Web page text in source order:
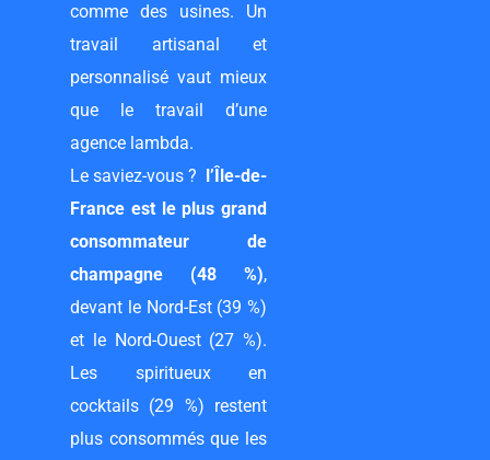
comme des usines. Un
travail artisanal et
personnalisé vaut mieux
que le travail d’une
agence lambda.
Le saviez-vous ?
l’Île-de-
France est le plus grand
consommateur de
champagne (48 %),
devant le Nord-Est (39 %)
et le Nord-Ouest (27 %).
Les spiritueux en
cocktails (29 %) restent
plus consommés que les